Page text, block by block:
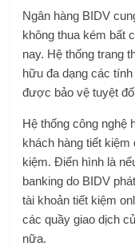
Ngân hàng BIDV
không thua kém bất
nay. Hệ thống trang
hữu đa dạng các
được bảo vệ tuyệt
Hệ thống công nghệ
khách hàng tiết
kiệm. Điển hình là
banking do BIDV
tài khoản tiết kiệm
các quầy giao dịch
nữa.